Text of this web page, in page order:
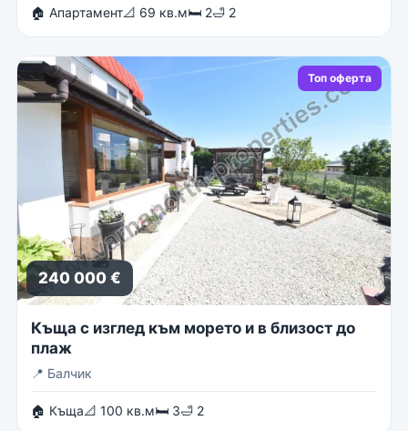
🏠 Апартамент📐 69 кв.м🛏 2🛁 2
Топ оферта
240 000 €
Къща с изглед към морето и в близост до
плаж
📍 Балчик
🏠 Къща📐 100 кв.м🛏 3🛁 2